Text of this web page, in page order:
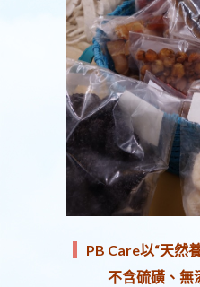
PB Care以“天然
不含硫磺、無